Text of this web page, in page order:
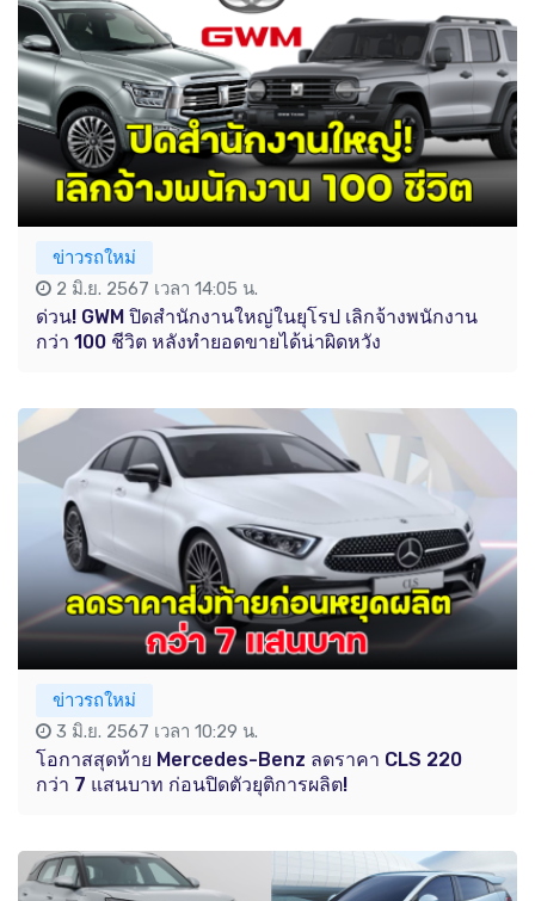
ข่าวรถใหม่
2 มิ.ย. 2567 เวลา 14:05 น.
ด่วน! GWM ปิดสำนักงานใหญ่ในยุโรป เลิกจ้างพนักงาน
กว่า 100 ชีวิต หลังทำยอดขายได้น่าผิดหวัง
ข่าวรถใหม่
3 มิ.ย. 2567 เวลา 10:29 น.
โอกาสสุดท้าย Mercedes-Benz ลดราคา CLS 220
กว่า 7 แสนบาท ก่อนปิดตัวยุติการผลิต!